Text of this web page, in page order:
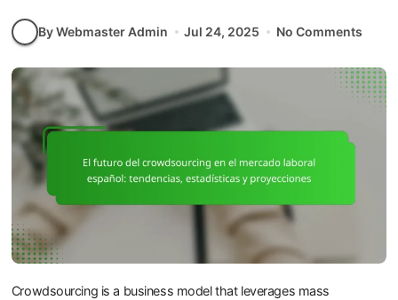
By Webmaster Admin Jul 24, 2025 No Comments
Crowdsourcing is a business model that leverages mass